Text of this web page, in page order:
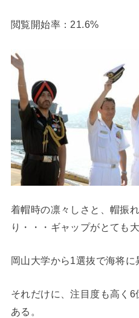
閲覧開始率：21.6%
着帽時の凛々しさと、帽振
り・・・ギャップがとても
岡山大学から1選抜で海将に
それだけに、注目度も高く
ある。